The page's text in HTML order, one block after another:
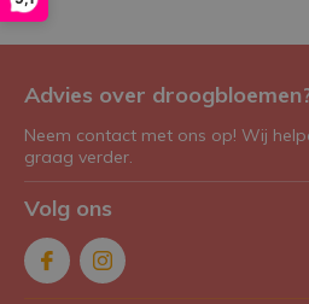
Advies over
Neem contact met ons op! Wij
graag verder.
Volg ons